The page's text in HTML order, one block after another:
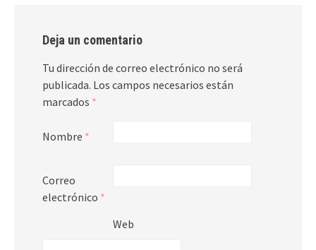
Deja un comentario
Tu dirección de correo electrónico no será
publicada. Los campos necesarios están
marcados *
Nombre *
Correo
electrónico *
Web